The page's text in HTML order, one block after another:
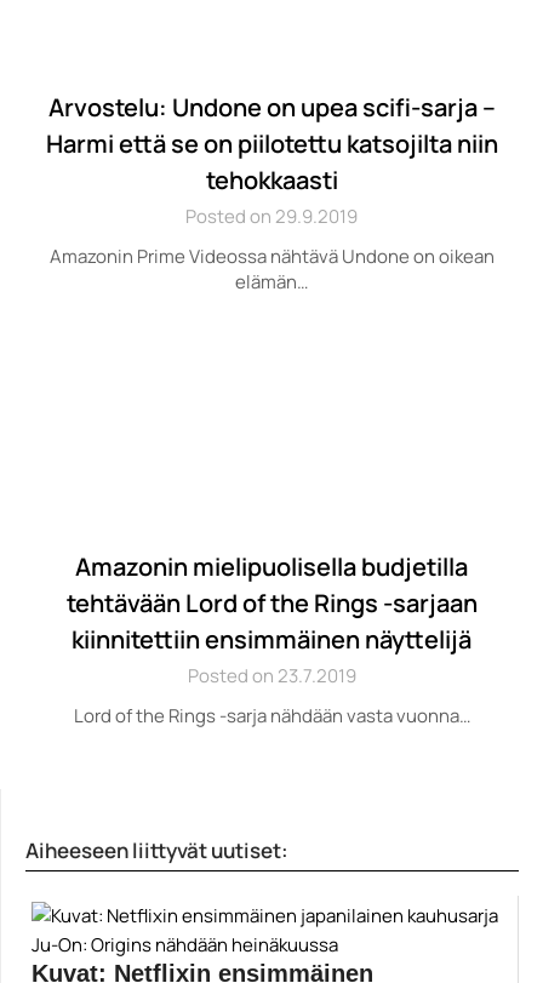
Arvostelu: Undone on upea scifi-sarja –
Harmi että se on piilotettu katsojilta niin
tehokkaasti
Posted on 29.9.2019
Amazonin Prime Videossa nähtävä Undone on oikean
elämän…
Amazonin mielipuolisella budjetilla
tehtävään Lord of the Rings -sarjaan
kiinnitettiin ensimmäinen näyttelijä
Posted on 23.7.2019
Lord of the Rings -sarja nähdään vasta vuonna…
Aiheeseen liittyvät uutiset:
Kuvat: Netflixin ensimmäinen